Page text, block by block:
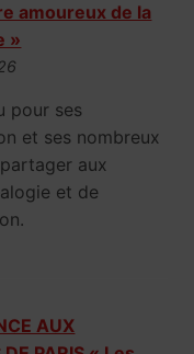
amoureux de la
»
pour ses
et ses nombreux
aux
et de
AUX